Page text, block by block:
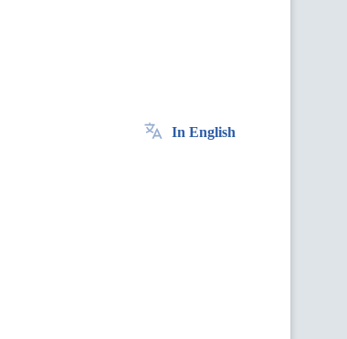
In English